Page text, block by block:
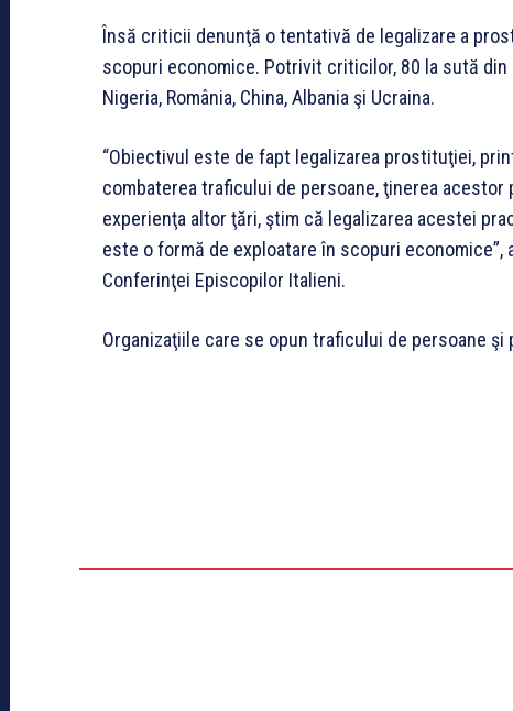
Însă criticii denunţă o tentativă de legalizare a
scopuri economice. Potrivit criticilor, 80 la sută
Nigeria, România, China, Albania şi Ucraina.
“Obiectivul este de fapt legalizarea prostituţiei,
combaterea traficului de persoane, ţinerea
experienţa altor ţări, ştim că legalizarea acestei
este o formă de exploatare în scopuri economice”,
Conferinţei Episcopilor Italieni.
Organizaţiile care se opun traficului de persoane